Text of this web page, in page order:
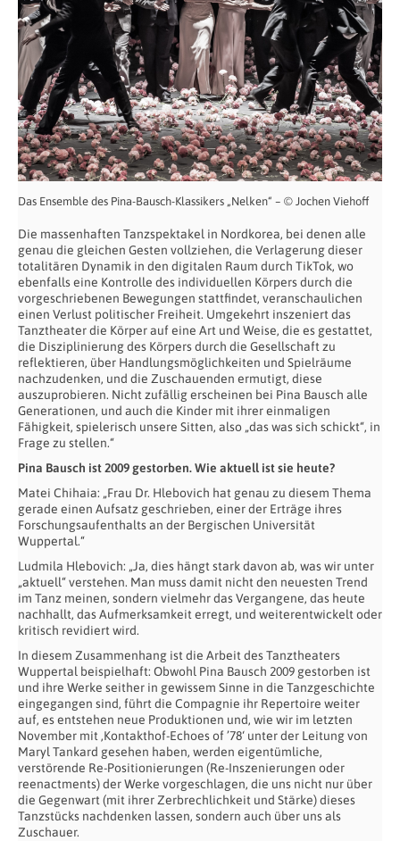
Das Ensemble des Pina-Bausch-Klassikers „Nelken“ – © Jochen Viehoff
Die massenhaften Tanzspektakel in Nordkorea, bei denen alle
genau die gleichen Gesten vollziehen, die Verlagerung dieser
totalitären Dynamik in den digitalen Raum durch TikTok, wo
ebenfalls eine Kontrolle des individuellen Körpers durch die
vorgeschriebenen Bewegungen stattfindet, veranschaulichen
einen Verlust politischer Freiheit. Umgekehrt inszeniert das
Tanztheater die Körper auf eine Art und Weise, die es gestattet,
die Disziplinierung des Körpers durch die Gesellschaft zu
reflektieren, über Handlungsmöglichkeiten und Spielräume
nachzudenken, und die Zuschauenden ermutigt, diese
auszuprobieren. Nicht zufällig erscheinen bei Pina Bausch alle
Generationen, und auch die Kinder mit ihrer einmaligen
Fähigkeit, spielerisch unsere Sitten, also „das was sich schickt“, in
Frage zu stellen.“
Pina Bausch ist 2009 gestorben. Wie aktuell ist sie heute?
Matei Chihaia: „Frau Dr. Hlebovich hat genau zu diesem Thema
gerade einen Aufsatz geschrieben, einer der Erträge ihres
Forschungsaufenthalts an der Bergischen Universität
Wuppertal.“
Ludmila Hlebovich: „Ja, dies hängt stark davon ab, was wir unter
„aktuell“ verstehen. Man muss damit nicht den neuesten Trend
im Tanz meinen, sondern vielmehr das Vergangene, das heute
nachhallt, das Aufmerksamkeit erregt, und weiterentwickelt oder
kritisch revidiert wird.
In diesem Zusammenhang ist die Arbeit des Tanztheaters
Wuppertal beispielhaft: Obwohl Pina Bausch 2009 gestorben ist
und ihre Werke seither in gewissem Sinne in die Tanzgeschichte
eingegangen sind, führt die Compagnie ihr Repertoire weiter
auf, es entstehen neue Produktionen und, wie wir im letzten
November mit ‚Kontakthof-Echoes of ’78‘ unter der Leitung von
Maryl Tankard gesehen haben, werden eigentümliche,
verstörende Re-Positionierungen (Re-Inszenierungen oder
reenactments) der Werke vorgeschlagen, die uns nicht nur über
die Gegenwart (mit ihrer Zerbrechlichkeit und Stärke) dieses
Tanzstücks nachdenken lassen, sondern auch über uns als
Zuschauer.